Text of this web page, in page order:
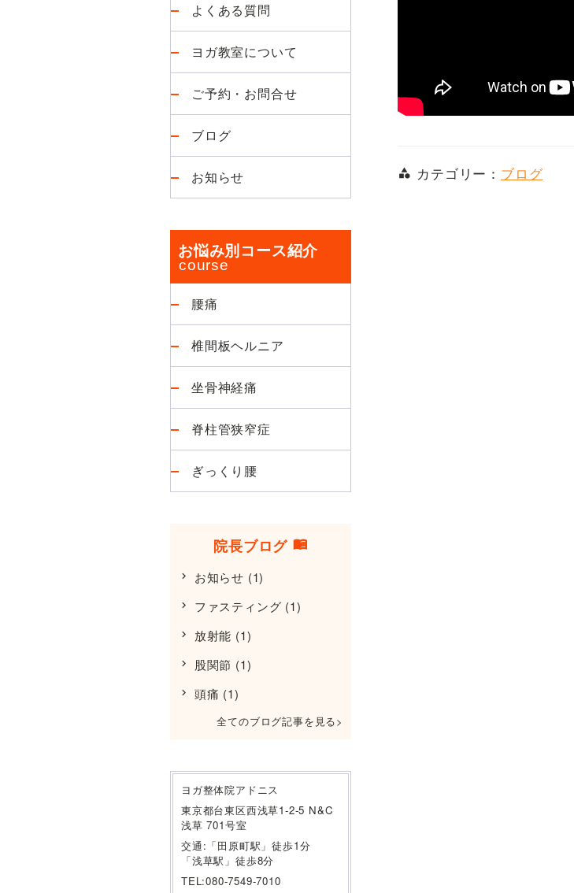
カテゴリー： ブログ
よくある質問
ヨガ教室について
ご予約・お問合せ
ブログ
お知らせ
お悩み別コース紹介
腰痛
椎間板ヘルニア
坐骨神経痛
脊柱管狭窄症
ぎっくり腰
院長ブログ
お知らせ (1)
ファスティング (1)
放射能 (1)
股関節 (1)
頭痛 (1)
全てのブログ記事を見る
ヨガ整体院アドニス
東京都台東区西浅草1-2-5 N&C
浅草 701号室
交通:「田原町駅」徒歩1分
「浅草駅」徒歩8分
TEL:080-7549-7010